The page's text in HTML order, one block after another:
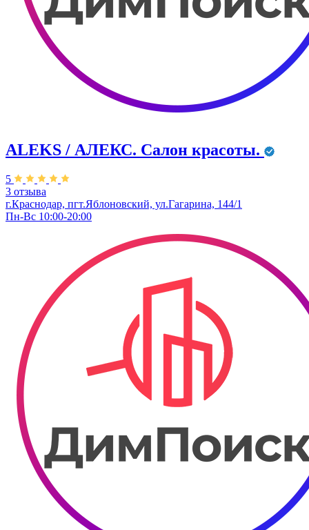
ALEKS / АЛЕКС. Салон красоты.
5
3 отзыва
г.Краснодар, пгт.Яблоновский, ул.Гагарина, 144/1
Пн-Вс 10:00-20:00